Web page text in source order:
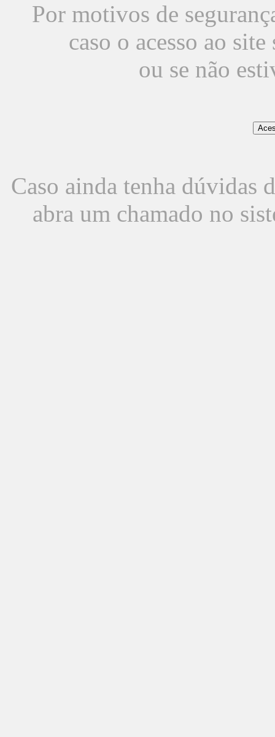
Por motivos de
caso o acesso ao
ou se não
Caso ainda tenha dúvidas
abra um chamado no